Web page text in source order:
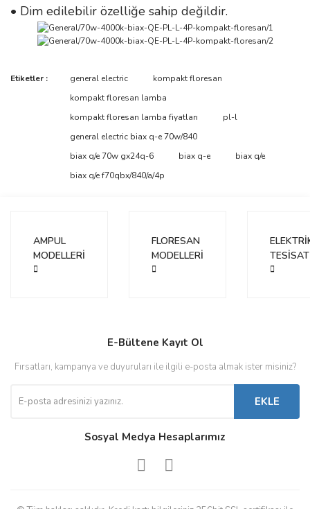
• Dim edilebilir özelliğe sahip değildir.
Bu ürüne ilk yorumu siz yapın!
Yorum Yaz
Bu ürünün fiyat bilgisi, resim, ürün açıklamalarında ve diğer
tarafımıza iletebilirsiniz.
Görüş ve önerileriniz için teşekkür ederiz.
Ürün resmi kalitesiz, bozuk veya görüntülenemiyor.
Ürün açıklamasında eksik bilgiler bulunuyor.
Etiketler : general electric
kompakt floresan
kompakt floresan lamba
kompakt floresan lamba fiyatları
pl-l
general electric biax q-e 70w/840
biax q/e 70w gx24q-6
biax q-e
biax q/e
biax q/e f70qbx/840/a/4p
AMPUL
MODELLERİ
FLORESAN
MODELLERİ
TESİSAT
E-Bültene Kayıt Ol
Fırsatları, kampanya ve duyuruları ile ilgili e-posta almak ister misiniz?
EKLE
Sosyal Medya Hesaplarımız